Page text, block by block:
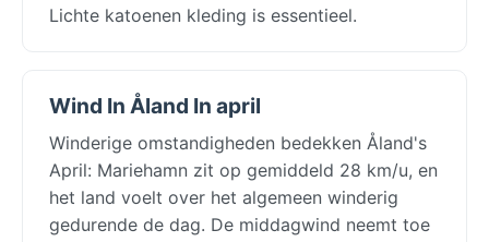
Lichte katoenen kleding is essentieel.
Wind In Åland In april
Winderige omstandigheden bedekken Åland's
April: Mariehamn zit op gemiddeld 28 km/u, en
het land voelt over het algemeen winderig
gedurende de dag. De middagwind neemt toe